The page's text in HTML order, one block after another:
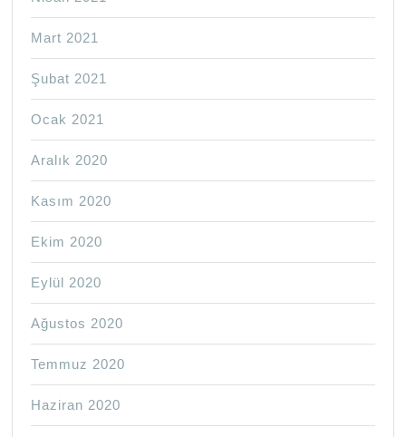
Mart 2021
Şubat 2021
Ocak 2021
Aralık 2020
Kasım 2020
Ekim 2020
Eylül 2020
Ağustos 2020
Temmuz 2020
Haziran 2020